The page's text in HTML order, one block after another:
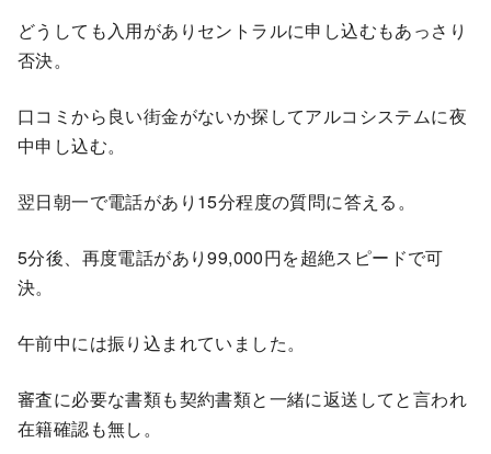
どうしても入用がありセントラルに申し込むもあっさり
否決。
口コミから良い街金がないか探してアルコシステムに夜
中申し込む。
翌日朝一で電話があり15分程度の質問に答える。
5分後、再度電話があり99,000円を超絶スピードで可
決。
午前中には振り込まれていました。
審査に必要な書類も契約書類と一緒に返送してと言われ
在籍確認も無し。